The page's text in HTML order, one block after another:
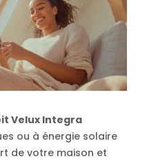
Velux Integra
ou à énergie solaire
de votre maison et